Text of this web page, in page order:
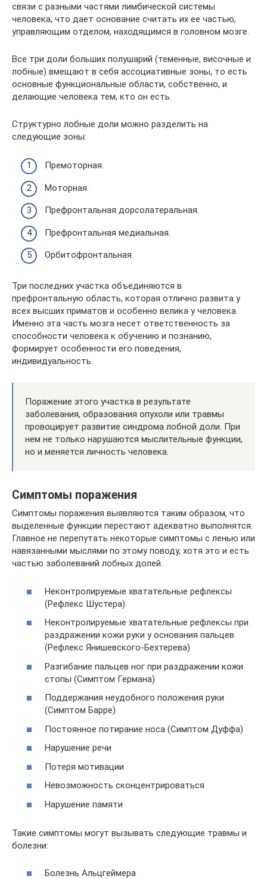
связи с разными частями лимбической системы
человека, что дает основание считать их ее частью,
управляющим отделом, находящимся в головном мозге.
Все три доли больших полушарий (теменные, височные и
лобные) вмещают в себя ассоциативные зоны, то есть
основные функциональные области, собственно, и
делающие человека тем, кто он есть.
Структурно лобные доли можно разделить на
следующие зоны:
Премоторная.
Моторная.
Префронтальная дорсолатеральная.
Префронтальная медиальная.
Орбитофронтальная.
Три последних участка объединяются в
префронтальную область, которая отлично развита у
всех высших приматов и особенно велика у человека.
Именно эта часть мозга несет ответственность за
способности человека к обучению и познанию,
формирует особенности его поведения,
индивидуальность.
Поражение этого участка в результате
заболевания, образования опухоли или травмы
провоцирует развитие синдрома лобной доли. При
нем не только нарушаются мыслительные функции,
но и меняется личность человека.
Симптомы поражения
Симптомы поражения выявляются таким образом, что
выделенные функции перестают адекватно выполнятся.
Главное не перепутать некоторые симптомы с ленью или
навязанными мыслями по этому поводу, хотя это и есть
частью заболеваний лобных долей.
Неконтролируемые хватательные рефлексы
(Рефлекс Шустера)
Неконтролируемые хватательные рефлексы при
раздражении кожи руки у основания пальцев
(Рефлекс Янишевского-Бехтерева)
Разгибание пальцев ног при раздражении кожи
стопы (Симптом Германа)
Поддержания неудобного положения руки
(Симптом Барре)
Постоянное потирание носа (Симптом Дуффа)
Нарушение речи
Потеря мотивации
Невозможность сконцентрироваться
Нарушение памяти
Такие симптомы могут вызывать следующие травмы и
болезни:
Болезнь Альцгеймера